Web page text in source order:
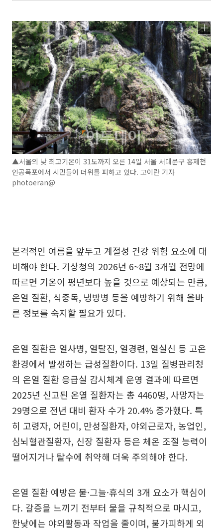
▲서울의 낮 최고기온이 31도까지 오른 14일 서울 서대문구 홍제천
인공폭포에서 시민들이 더위를 피하고 있다. 고이란 기자
photoeran@
본격적인 여름을 앞두고 계절성 건강 위험 요소에 대
비해야 한다. 기상청의 2026년 6~8월 3개월 전망에
따르면 기온이 평년보다 높을 것으로 예상되는 만큼,
온열 질환, 식중독, 냉방병 등을 예방하기 위해 올바
른 정보를 숙지할 필요가 있다.
온열 질환은 열사병, 열탈진, 열경련, 열실신 등 고온
환경에서 발생하는 급성질환이다. 13일 질병관리청
의 온열 질환 응급실 감시체계 운영 결과에 따르면
2025년 신고된 온열 질환자는 총 4460명, 사망자는
29명으로 전년 대비 환자 수가 20.4% 증가했다. 특
히 고령자, 어린이, 만성질환자, 야외근로자, 농업인,
심뇌혈관질환자, 신장 질환자 등은 체온 조절 능력이
떨어지거나 탈수에 취약해 더욱 주의해야 한다.
온열 질환 예방은 물·그늘·휴식의 3개 요소가 핵심이
다. 갈증을 느끼기 전부터 물을 규칙적으로 마시고,
한낮에는 야외활동과 작업을 줄이며, 불가피하게 외